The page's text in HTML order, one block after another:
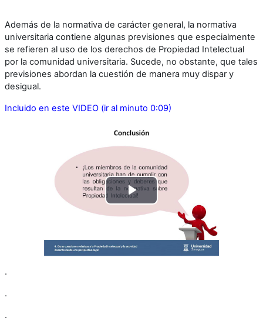
Además de la normativa de carácter general, la normativa
universitaria contiene algunas previsiones que especialmente
se refieren al uso de los derechos de Propiedad Intelectual
por la comunidad universitaria. Sucede, no obstante, que tales
previsiones abordan la cuestión de manera muy dispar y
desigual.
Incluido en este VIDEO (ir al minuto 0:09)
Play
.
.
.